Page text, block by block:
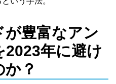
が豊富なアン
2023年に避け
？